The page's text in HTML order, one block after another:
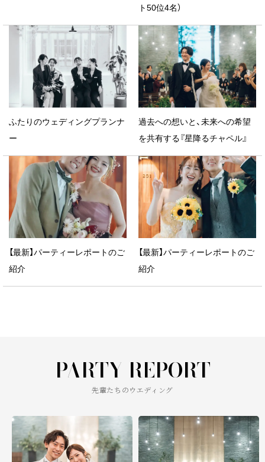
ト50位4名）
ふたりのウェディングプランナ
ー
過去への想いと、未来への希望
を共有する『星降るチャペル』
【最新】パーティーレポートのご
紹介
【最新】パーティーレポートのご
紹介
PARTY REPORT
先輩たちのウエディング